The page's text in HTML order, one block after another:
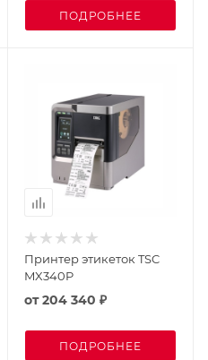
ПОДРОБНЕЕ
Принтер этикеток TSC
MX340P
от204 340 ₽
ПОДРОБНЕЕ